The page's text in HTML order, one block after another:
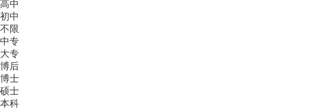
高中
初中
不限
中专
大专
博后
博士
硕士
本科